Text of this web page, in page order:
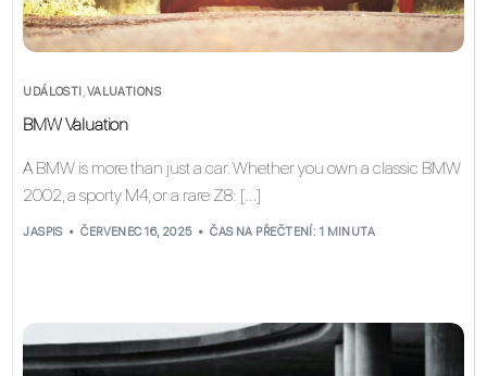
UDÁLOSTI,VALUATIONS
BMW Valuation
A BMW is more than just a car. Whether you own a classic BMW
2002, a sporty M4, or a rare Z8: […]
JASPIS ČERVENEC 16, 2025 ČAS NA PŘEČTENÍ: 1 MINUTA